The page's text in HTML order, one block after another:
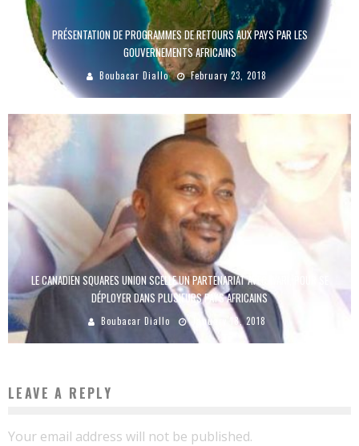
PRÉSENTATION DE PROGRAMMES DE RETOURS AUX PAYS PAR LES
GOUVERNEMENTS AFRICAINS
Boubacar Diallo February 23, 2018
LE CANADIEN SQUARES UNION SCELLE UN PARTENARIAT AVEC WARI, POUR SE
DÉPLOYER DANS PLUSIEURS PAYS AFRICAINS
Boubacar Diallo January 18, 2018
LEAVE A REPLY
Your email address will not be published.